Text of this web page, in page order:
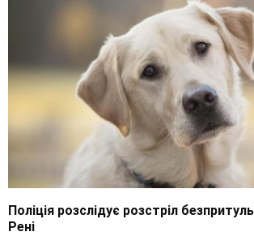
Поліція розслідує розстріл
Рені